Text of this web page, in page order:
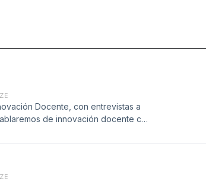
Docente, con entrevistas a
de innovación docente con